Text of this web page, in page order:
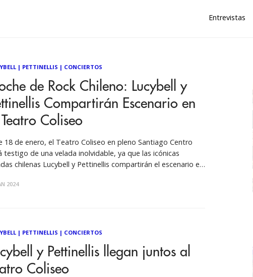
Entrevistas
| PETTINELLIS | CONCIERTOS
de Rock Chileno: Lucybell y
Compartirán Escenario en
Coliseo
18 de enero, el Teatro Coliseo en pleno Santiago Centro
testigo de una velada inolvidable, ya que las icónicas
chilenas Lucybell y Pettinellis compartirán el escenario en
musical chilena que, con sus extensas discografías, han
2024
| PETTINELLIS | CONCIERTOS
y Pettinellis llegan juntos al
Coliseo